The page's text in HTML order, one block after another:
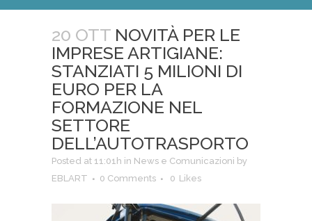
20 OTT NOVITÀ PER LE
IMPRESE ARTIGIANE:
STANZIATI 5 MILIONI DI
EURO PER LA
FORMAZIONE NEL
SETTORE
DELL’AUTOTRASPORTO
Posted at 11:01h in News e Comunicazioni by
EBLART
0 Comments 0 Likes